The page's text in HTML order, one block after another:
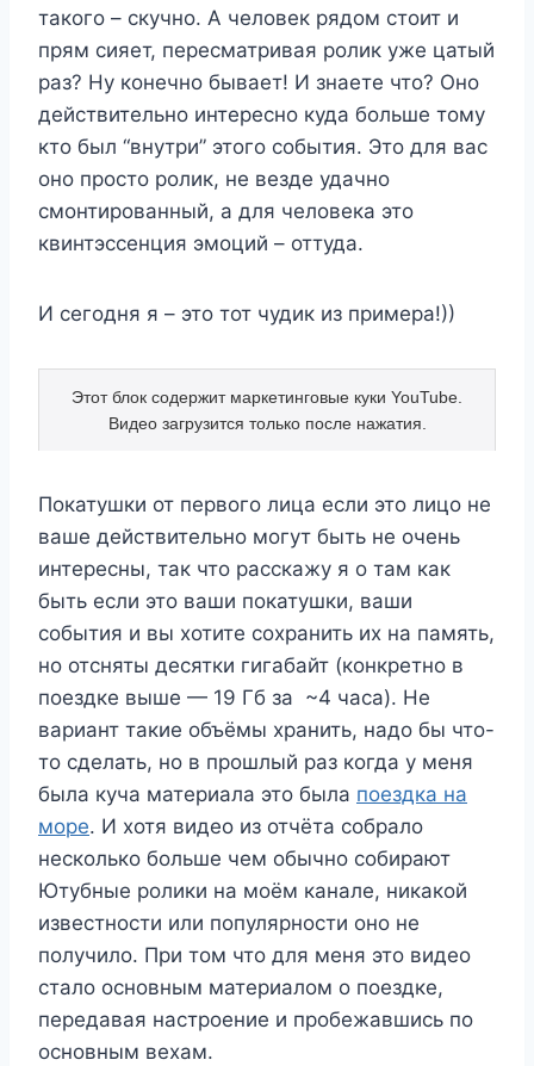
такого – скучно. А человек рядом стоит и
прям сияет, пересматривая ролик уже цатый
раз? Ну конечно бывает! И знаете что? Оно
действительно интересно куда больше тому
кто был “внутри” этого события. Это для вас
оно просто ролик, не везде удачно
смонтированный, а для человека это
квинтэссенция эмоций – оттуда.
И сегодня я – это тот чудик из примера!))
Покатушки от первого лица если это лицо не
ваше действительно могут быть не очень
интересны, так что расскажу я о там как
быть если это ваши покатушки, ваши
события и вы хотите сохранить их на память,
но отсняты десятки гигабайт (конкретно в
поездке выше — 19 Гб за ~4 часа). Не
вариант такие объёмы хранить, надо бы что-
то сделать, но в прошлый раз когда у меня
была куча материала это была поездка на
море. И хотя видео из отчёта собрало
несколько больше чем обычно собирают
Ютубные ролики на моём канале, никакой
известности или популярности оно не
получило. При том что для меня это видео
стало основным материалом о поездке,
передавая настроение и пробежавшись по
основным вехам.